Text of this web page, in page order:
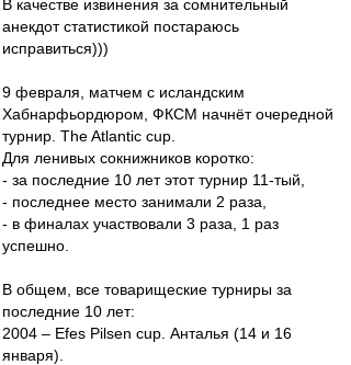
В качестве извинения за сомнительный
анекдот статистикой постараюсь
исправиться)))
9 февраля, матчем с исландским
Хабнарфьордюром, ФКСМ начнёт очередной
турнир. The Atlantic cup.
Для ленивых сокнижников коротко:
- за последние 10 лет этот турнир 11-тый,
- последнее место занимали 2 раза,
- в финалах участвовали 3 раза, 1 раз
успешно.
В общем, все товарищеские турниры за
последние 10 лет:
2004 – Efes Pilsen cup. Анталья (14 и 16
января).